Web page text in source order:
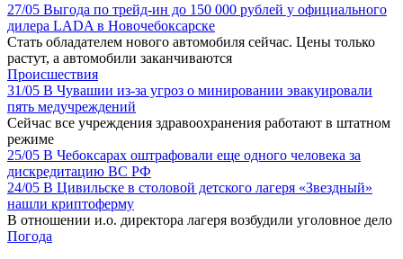
27/05 Выгода по трейд-ин до 150 000 рублей у официального
дилера LADA в Новочебоксарске
Стать обладателем нового автомобиля сейчас. Цены только
растут, а автомобили заканчиваются
Происшествия
31/05 В Чувашии из-за угроз о минировании эвакуировали
пять медучреждений
Сейчас все учреждения здравоохранения работают в штатном
режиме
25/05 В Чебоксарах оштрафовали еще одного человека за
дискредитацию ВС РФ
24/05 В Цивильске в столовой детского лагеря «Звездный»
нашли криптоферму
В отношении и.о. директора лагеря возбудили уголовное дело
Погода